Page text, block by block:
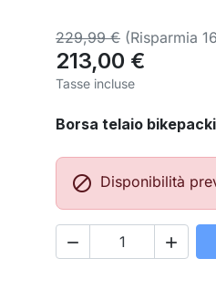
229,99 € (Risparmia
213,00 €
Tasse incluse
Borsa telaio
 Disponibilità
 